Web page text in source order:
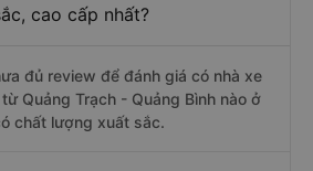
cao cấp nhất?
đủ review để đánh giá có nhà xe
Quảng Trạch - Quảng Bình nào ở
chất lượng xuất sắc.